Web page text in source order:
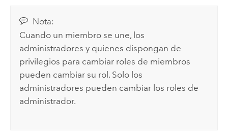
Nota:
Cuando un miembro se une, los
administradores y quienes dispongan de
privilegios para cambiar roles de miembros
pueden cambiar su rol. Solo los
administradores pueden cambiar los roles de
administrador.